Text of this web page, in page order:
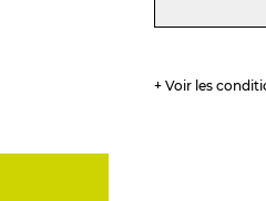
+ Voir les